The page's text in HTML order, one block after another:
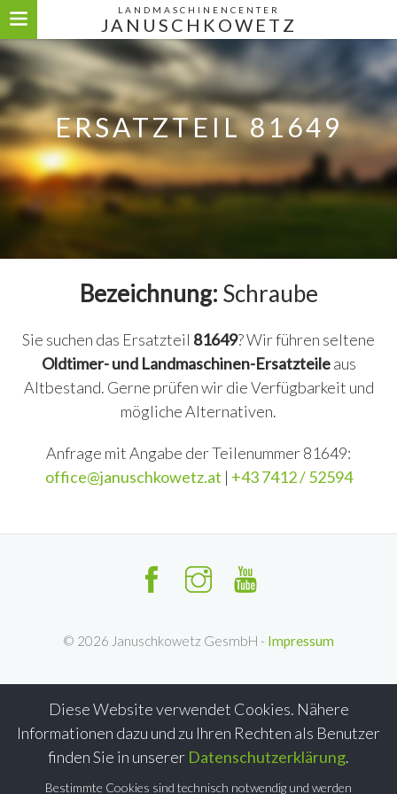
LANDMASCHINENCENTER
JANUSCHKOWETZ
Diese Website verwendet Cookies. Nähere
Informationen dazu und zu Ihren Rechten als Benutzer
finden Sie in unserer Datenschutzerklärung.
Bestimmte Cookies sind technisch notwendig und werden
ERSATZTEIL 81649
Bezeichnung: Schraube
Sie suchen das Ersatzteil 81649? Wir führen seltene
Oldtimer- und Landmaschinen-Ersatzteileaus
Altbestand. Gerne prüfen wir die Verfügbarkeit und
mögliche Alternativen.
Anfrage mit Angabe der Teilenummer 81649:
office@januschkowetz.at | +43 7412 / 52594
© 2026 Januschkowetz GesmbH - Impressum